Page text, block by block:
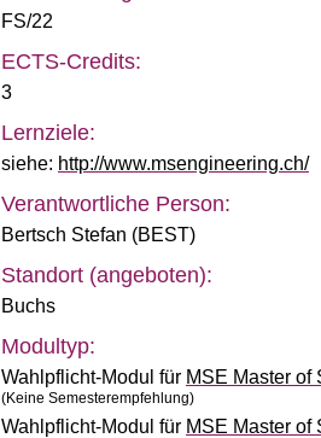
FS/22
ECTS-Credits:
3
Lernziele:
siehe: http://www.msengineering.ch/
Verantwortliche Person:
Bertsch Stefan (BEST)
Standort (angeboten):
Buchs
Modultyp:
Wahlpflicht-Modul für MSE Master
(Keine Semesterempfehlung)
Wahlpflicht-Modul für MSE Master